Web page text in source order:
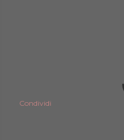
Condividi